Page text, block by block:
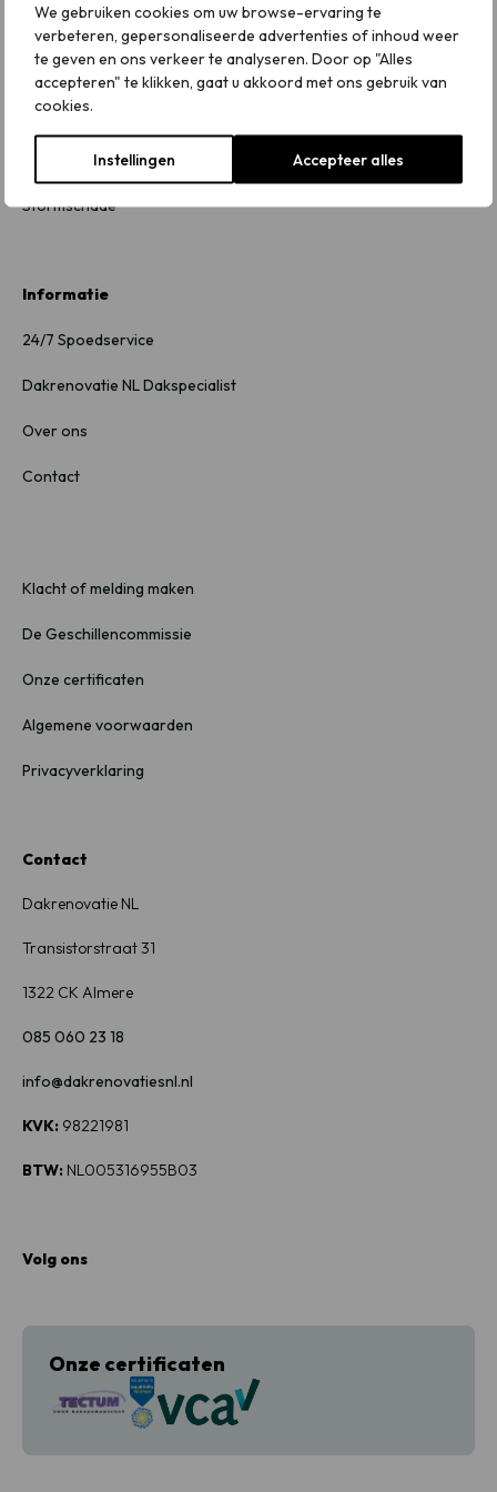
We gebruiken cookies om uw browse-ervaring te
verbeteren, gepersonaliseerde advertenties of inhoud weer
te geven en ons verkeer te analyseren. Door op "Alles
accepteren" te klikken, gaat u akkoord met ons gebruik van
cookies.
Instellingen Accepteer alles
Nokvorst renovatie
Pannendak renovatie
Platte daken
Schoorsteen renovatie
Stormschade
Informatie
24/7 Spoedservice
Dakrenovatie NL Dakspecialist
Over ons
Contact
Klacht of melding maken
De Geschillencommissie
Onze certificaten
Algemene voorwaarden
Privacyverklaring
Contact
Dakrenovatie NL
Transistorstraat31
1322 CK Almere
085 060 23 18
info@dakrenovatiesnl.nl
KVK: 98221981
BTW: NL005316955B03
Volg ons
Onze certificaten